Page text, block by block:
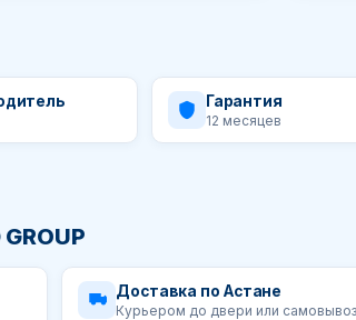
Гарантия
12 месяцев
Доставка по Астане
Курьером до двери или